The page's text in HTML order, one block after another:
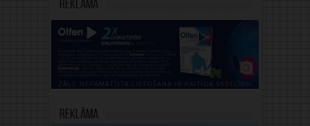
Reklāma
Reklāma